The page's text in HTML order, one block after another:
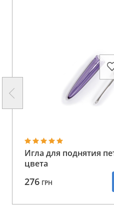
Игла для поднятия
цвета
276 ГРН